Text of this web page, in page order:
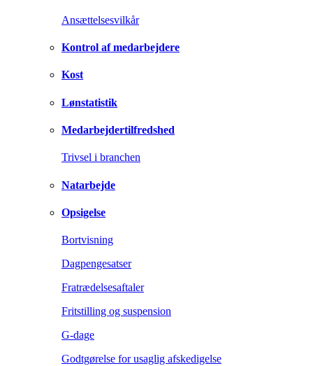
Ansættelsesvilkår
Kontrol af medarbejdere
Kost
Lønstatistik
Medarbejdertilfredshed
Trivsel i branchen
Natarbejde
Opsigelse
Bortvisning
Dagpengesatser
Fratrædelsesaftaler
Fritstilling og suspension
G-dage
Godtgørelse for usaglig afskedigelse